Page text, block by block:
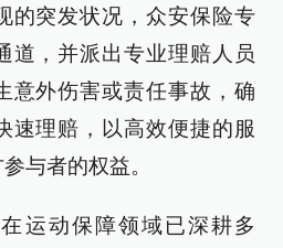
的突发状况，众安保险专
道，并派出专业理赔人员
意外伤害或责任事故，确
速理赔，以高效便捷的服
与者的权益。
运动保障领域已深耕多